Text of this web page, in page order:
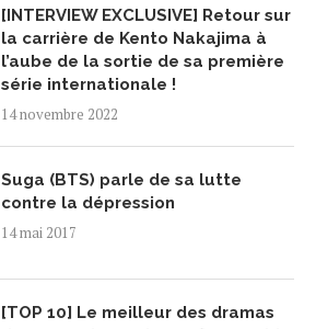
[INTERVIEW EXCLUSIVE] Retour sur
la carrière de Kento Nakajima à
l’aube de la sortie de sa première
série internationale !
14 novembre 2022
Suga (BTS) parle de sa lutte
contre la dépression
14 mai 2017
[TOP 10] Le meilleur des dramas